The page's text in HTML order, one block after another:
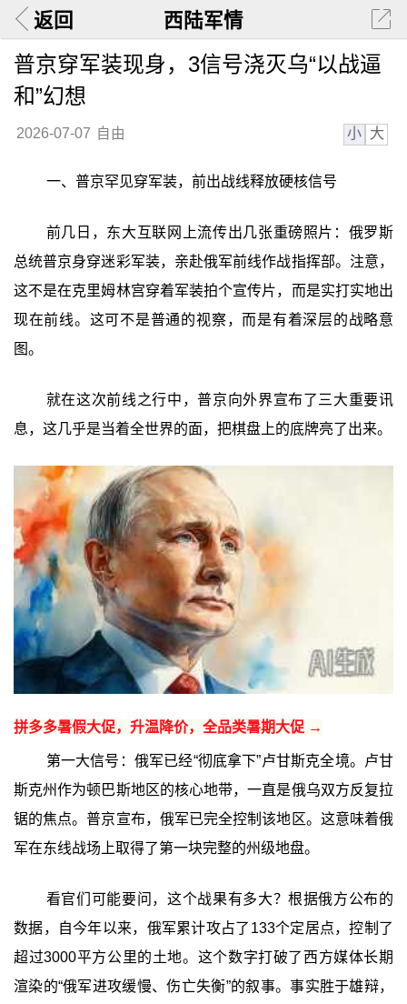
返回 西陆军情
普京穿军装现身，3信号浇灭乌“以战逼
和”幻想
2026-07-07 自由 小 大
一、普京罕见穿军装，前出战线释放硬核信号
前几日，东大互联网上流传出几张重磅照片：俄罗斯
总统普京身穿迷彩军装，亲赴俄军前线作战指挥部。注意，
这不是在克里姆林宫穿着军装拍个宣传片，而是实打实地出
现在前线。这可不是普通的视察，而是有着深层的战略意
图。
就在这次前线之行中，普京向外界宣布了三大重要讯
息，这几乎是当着全世界的面，把棋盘上的底牌亮了出来。
拼多多暑假大促，升温降价，全品类暑期大促 →
第一大信号：俄军已经“彻底拿下”卢甘斯克全境。卢甘
斯克州作为顿巴斯地区的核心地带，一直是俄乌双方反复拉
锯的焦点。普京宣布，俄军已完全控制该地区。这意味着俄
军在东线战场上取得了第一块完整的州级地盘。
看官们可能要问，这个战果有多大？根据俄方公布的
数据，自今年以来，俄军累计攻占了133个定居点，控制了
超过3000平方公里的土地。这个数字打破了西方媒体长期
渲染的“俄军进攻缓慢、伤亡失衡”的叙事。事实胜于雄辩，